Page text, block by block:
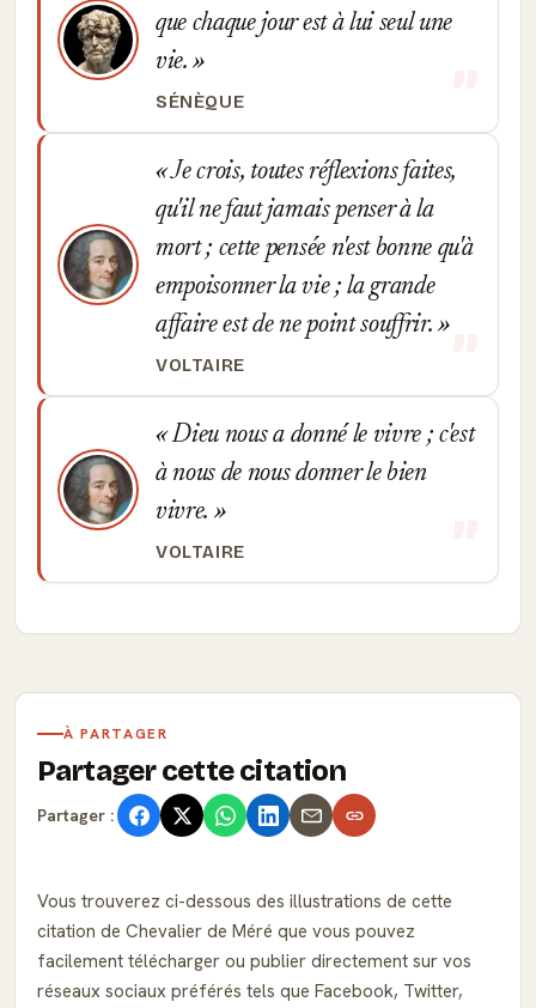
que chaque jour est à lui seul une
vie.
SÉNÈQUE
Je crois, toutes réflexions faites,
qu'il ne faut jamais penser à la
mort ; cette pensée n'est bonne qu'à
empoisonner la vie ; la grande
affaire est de ne point souffrir.
VOLTAIRE
Dieu nous a donné le vivre ; c'est
à nous de nous donner le bien
vivre.
VOLTAIRE
À PARTAGER
Partager cette citation
Partager :
Vous trouverez ci-dessous des illustrations de cette
citation de Chevalier de Méré que vous pouvez
facilement télécharger ou publier directement sur vos
réseaux sociaux préférés tels que Facebook, Twitter,